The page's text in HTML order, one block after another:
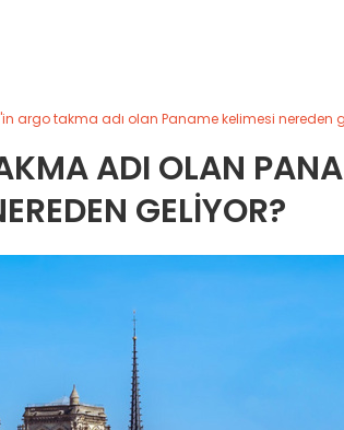
argo takma adı olan Paname kelimesi nereden
ADI OLAN
GELIYOR?